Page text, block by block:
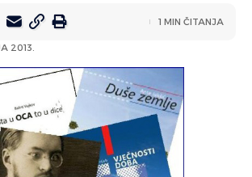
2013.
1 MIN ČITANJA